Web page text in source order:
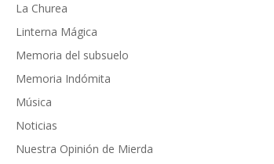
La Churea
Linterna Mágica
Memoria del subsuelo
Memoria Indómita
Música
Noticias
Nuestra Opinión de Mierda